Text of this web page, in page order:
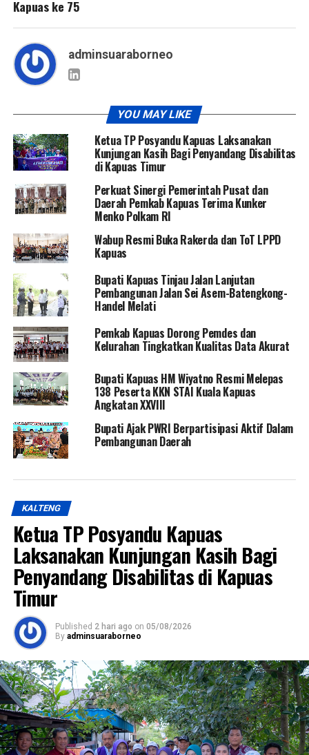
Kapuas ke 75
adminsuaraborneo
YOU MAY LIKE
Ketua TP Posyandu Kapuas Laksanakan
Kunjungan Kasih Bagi Penyandang Disabilitas
di Kapuas Timur
Perkuat Sinergi Pemerintah Pusat dan
Daerah Pemkab Kapuas Terima Kunker
Menko Polkam RI
Wabup Resmi Buka Rakerda dan ToT LPPD
Kapuas
Bupati Kapuas Tinjau Jalan Lanjutan
Pembangunan Jalan Sei Asem-Batengkong-
Handel Melati
Pemkab Kapuas Dorong Pemdes dan
Kelurahan Tingkatkan Kualitas Data Akurat
Bupati Kapuas HM Wiyatno Resmi Melepas
138 Peserta KKN STAI Kuala Kapuas
Angkatan XXVIII
Bupati Ajak PWRI Berpartisipasi Aktif Dalam
Pembangunan Daerah
KALTENG
Ketua TP Posyandu Kapuas
Laksanakan Kunjungan Kasih Bagi
Penyandang Disabilitas di Kapuas
Timur
Published 2 hari ago on 05/08/2026
By adminsuaraborneo